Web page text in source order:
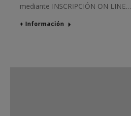
mediante INSCRIPCIÓN ON LINE…
+ Información